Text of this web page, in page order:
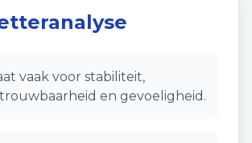
vaak voor stabiliteit,
en gevoeligheid.